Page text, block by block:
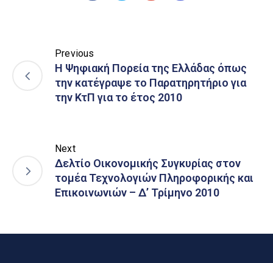
Previous
Η Ψηφιακή Πορεία της Ελλάδας όπως
την κατέγραψε το Παρατηρητήριο για
την ΚτΠ για το έτος 2010
Next
Δελτίο Οικονομικής Συγκυρίας στον
τομέα Τεχνολογιών Πληροφορικής και
Επικοινωνιών – Δ’ Τρίμηνο 2010